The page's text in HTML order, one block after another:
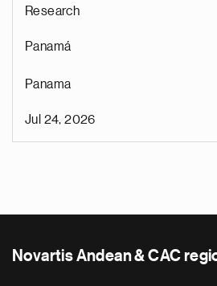
Research
Panamá
Panama
Jul 24, 2026
Novartis Andean & CAC